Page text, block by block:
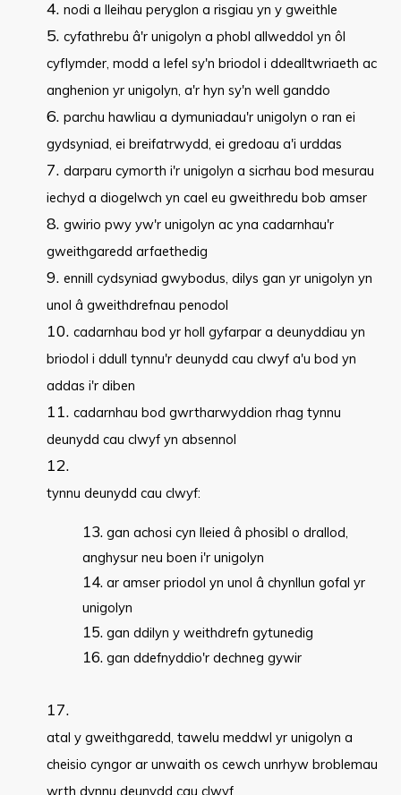
nodi a lleihau peryglon a risgiau yn y gweithle
cyfathrebu â'r unigolyn a phobl allweddol yn ôl
cyflymder, modd a lefel sy'n briodol i ddealltwriaeth ac
anghenion yr unigolyn, a'r hyn sy'n well ganddo
parchu hawliau a dymuniadau'r unigolyn o ran ei
gydsyniad, ei breifatrwydd, ei gredoau a'i urddas
darparu cymorth i'r unigolyn a sicrhau bod mesurau
iechyd a diogelwch yn cael eu gweithredu bob amser
gwirio pwy yw'r unigolyn ac yna cadarnhau'r
gweithgaredd arfaethedig
ennill cydsyniad gwybodus, dilys gan yr unigolyn yn
unol â gweithdrefnau penodol
cadarnhau bod yr holl gyfarpar a deunyddiau yn
briodol i ddull tynnu'r deunydd cau clwyf a'u bod yn
addas i'r diben
cadarnhau bod gwrtharwyddion rhag tynnu
deunydd cau clwyf yn absennol
tynnu deunydd cau clwyf:
gan achosi cyn lleied â phosibl o drallod,
anghysur neu boen i'r unigolyn
ar amser priodol yn unol â chynllun gofal yr
unigolyn
gan ddilyn y weithdrefn gytunedig
gan ddefnyddio'r dechneg gywir
atal y gweithgaredd, tawelu meddwl yr unigolyn a
cheisio cyngor ar unwaith os cewch unrhyw broblemau
wrth dynnu deunydd cau clwyf